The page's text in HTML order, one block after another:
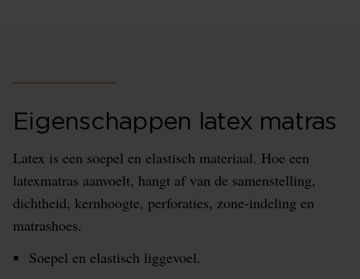
Eigenschappen latex matras
Latex is een soepel en elastisch materiaal. Hoe een
latexmatras aanvoelt, hangt af van de samenstelling,
dichtheid, kernhoogte, perforaties, zone-indeling en
matrashoes.
Soepel en elastisch liggevoel.